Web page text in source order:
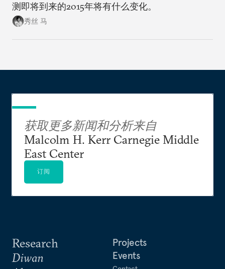
测即将到来的2015年将有什么变化。
秀丝 马
Research
Diwan
Projects
Events
获取更多新闻和分析来自
Malcolm H. Kerr Carnegie Middle
East Center
订阅